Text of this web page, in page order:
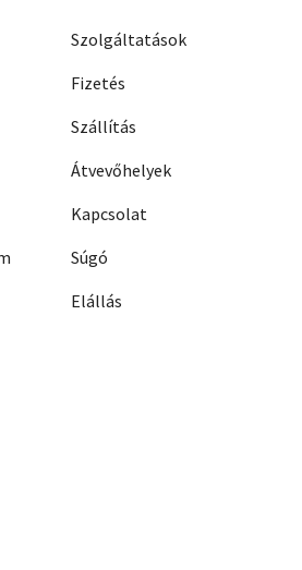
Szolgáltatások
Fizetés
Szállítás
Átvevőhelyek
Kapcsolat
Súgó
Elállás